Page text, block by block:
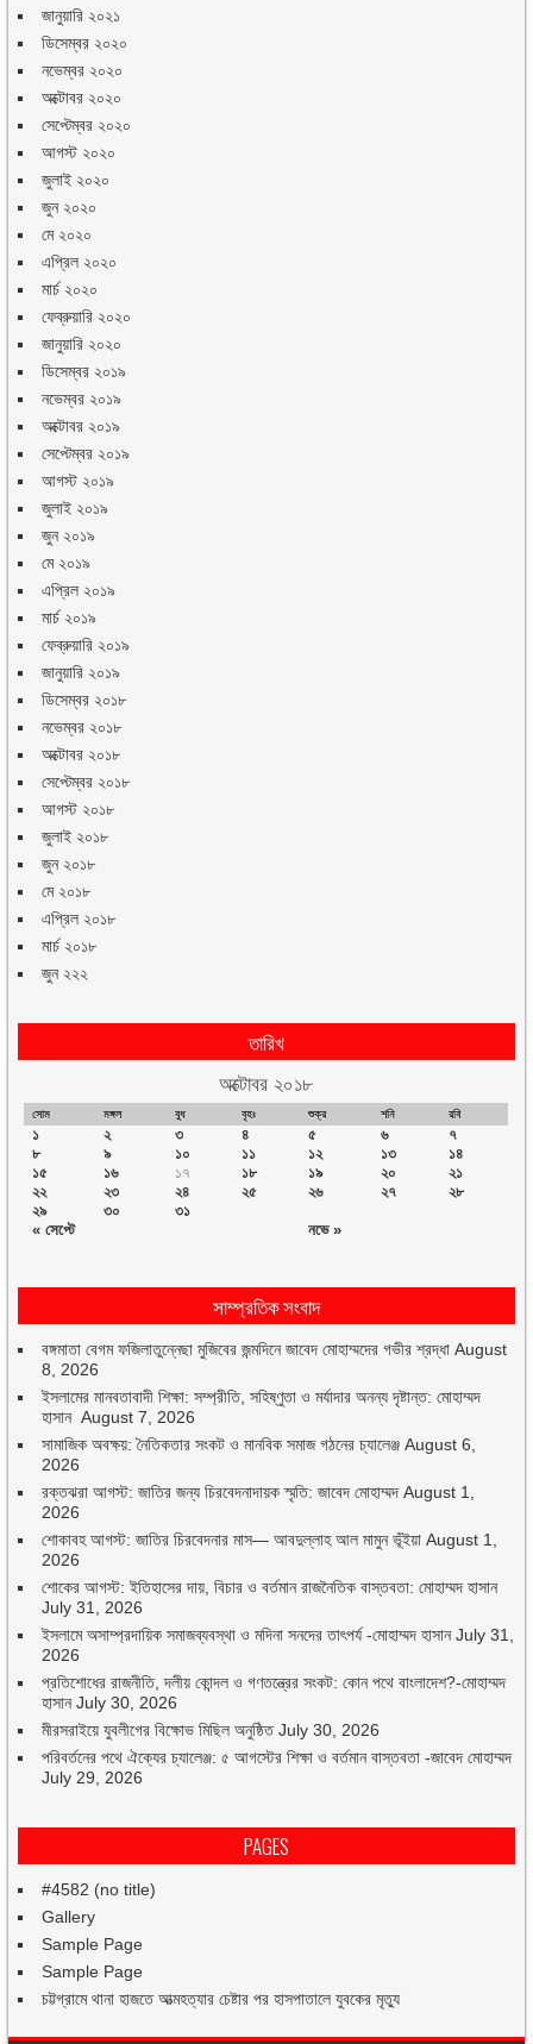
জানুয়ারি ২০২১
ডিসেম্বর ২০২০
নভেম্বর ২০২০
অক্টোবর ২০২০
সেপ্টেম্বর ২০২০
আগস্ট ২০২০
জুলাই ২০২০
জুন ২০২০
মে ২০২০
এপ্রিল ২০২০
মার্চ ২০২০
ফেব্রুয়ারি ২০২০
জানুয়ারি ২০২০
ডিসেম্বর ২০১৯
নভেম্বর ২০১৯
অক্টোবর ২০১৯
সেপ্টেম্বর ২০১৯
আগস্ট ২০১৯
জুলাই ২০১৯
জুন ২০১৯
মে ২০১৯
এপ্রিল ২০১৯
মার্চ ২০১৯
ফেব্রুয়ারি ২০১৯
জানুয়ারি ২০১৯
ডিসেম্বর ২০১৮
নভেম্বর ২০১৮
অক্টোবর ২০১৮
সেপ্টেম্বর ২০১৮
আগস্ট ২০১৮
জুলাই ২০১৮
জুন ২০১৮
মে ২০১৮
এপ্রিল ২০১৮
মার্চ ২০১৮
জুন ২২২
তারিখ
অক্টোবর ২০১৮
সোম মঙ্গল বুধ বৃহঃ শুক্র শনি রবি
« সেপ্টে নভে »
১ ২ ৩ ৪ ৫ ৬
৭
৮
৯ ১০ ১১ ১২ ১৩
১৪
১৫
১৬ ১৭ ১৮ ১৯ ২০
২১
২২
২৩ ২৪ ২৫ ২৬ ২৭
২৮
২৯
৩০ ৩১
সাম্প্রতিক সংবাদ
বঙ্গমাতা বেগম ফজিলাতুন্নেছা মুজিবের জন্মদিনে জাবেদ মোহাম্মদের গভীর শ্রদ্ধা August
8, 2026
ইসলামের মানবতাবাদী শিক্ষা: সম্প্রীতি, সহিষ্ণুতা ও মর্যাদার অনন্য দৃষ্টান্ত: মোহাম্মদ
হাসান August 7, 2026
সামাজিক অবক্ষয়: নৈতিকতার সংকট ও মানবিক সমাজ গঠনের চ্যালেঞ্জ August 6,
2026
রক্তঝরা আগস্ট: জাতির জন্য চিরবেদনাদায়ক স্মৃতি: জাবেদ মোহাম্মদ August 1,
2026
শোকাবহ আগস্ট: জাতির চিরবেদনার মাস— আবদুল্লাহ আল মামুন ভূঁইয়া August 1,
2026
শোকের আগস্ট: ইতিহাসের দায়, বিচার ও বর্তমান রাজনৈতিক বাস্তবতা: মোহাম্মদ হাসান
July 31, 2026
ইসলামে অসাম্প্রদায়িক সমাজব্যবস্থা ও মদিনা সনদের তাৎপর্য -মোহাম্মদ হাসান July 31,
2026
প্রতিশোধের রাজনীতি, দলীয় কোন্দল ও গণতন্ত্রের সংকট: কোন পথে বাংলাদেশ?-মোহাম্মদ
হাসান July 30, 2026
মীরসরাইয়ে যুবলীগের বিক্ষোভ মিছিল অনুষ্ঠিত July 30, 2026
পরিবর্তনের পথে ঐক্যের চ্যালেঞ্জ: ৫ আগস্টের শিক্ষা ও বর্তমান বাস্তবতা -জাবেদ মোহাম্মদ
July 29, 2026
PAGES
#4582 (no title)
Gallery
Sample Page
Sample Page
চট্টগ্রামে থানা হাজতে আত্মহত্যার চেষ্টার পর হাসপাতালে যুবকের মৃত্যু